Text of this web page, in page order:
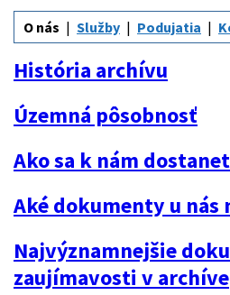
O nás Služby Podujatia
História archívu
Územná pôsobnosť
Ako sa k nám
Aké dokumenty u nás
Najvýznamnejšie
zaujímavosti v archíve